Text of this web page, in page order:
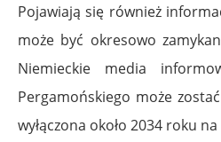
Pojawiają się również
może być okresowo
Niemieckie media
Pergamońskiego może
wyłączona około 2034 roku